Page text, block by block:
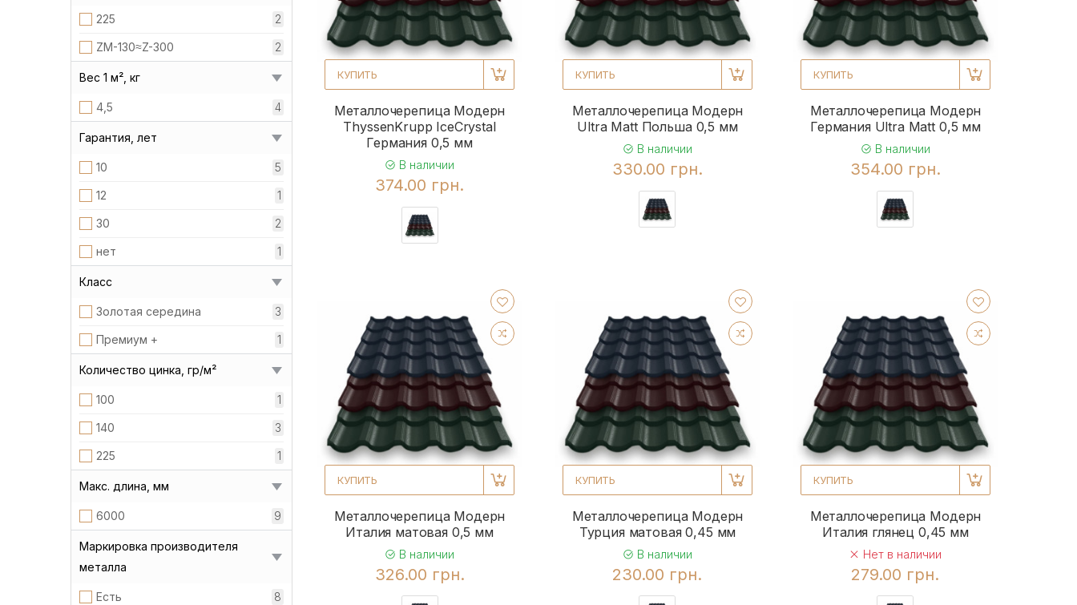
225 2
ZM-130≈Z-300 2
Вес 1 м², кг
4,5 4
Гарантия, лет
10 5
12 1
30 2
нет 1
Класс
Золотая середина 3
Премиум + 1
Количество цинка, гр/м²
100 1
140 3
225 1
Макс. длина, мм
6000 9
Маркировка производителя
металла
Есть 8
КУПИТЬ
Металлочерепица Модерн
ThyssenKrupp IceCrystal
Германия 0,5 мм
В наличии
374.00 грн.
КУПИТЬ
Металлочерепица Модерн
Ultra Matt Польша 0,5 мм
В наличии
330.00 грн.
КУПИТЬ
Металлочерепица Модерн
Германия Ultra Matt 0,5 мм
В наличии
354.00 грн.
КУПИТЬ
Металлочерепица Модерн
Италия матовая 0,5 мм
В наличии
326.00 грн.
КУПИТЬ
Металлочерепица Модерн
Турция матовая 0,45 мм
В наличии
230.00 грн.
КУПИТЬ
Металлочерепица Модерн
Италия глянец 0,45 мм
Нет в наличии
279.00 грн.